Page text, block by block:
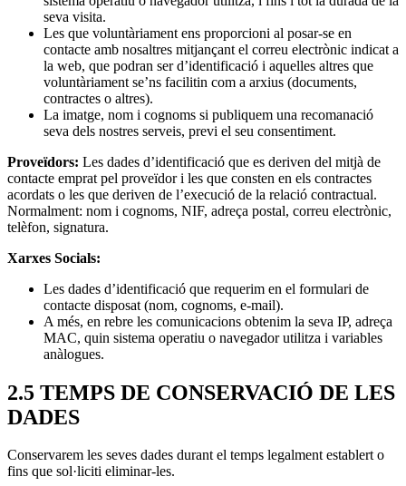
seva visita.
Les que voluntàriament ens proporcioni al posar-se en
contacte amb nosaltres mitjançant el correu electrònic indicat a
la web, que podran ser d’identificació i aquelles altres que
voluntàriament se’ns facilitin com a arxius (documents,
contractes o altres).
La imatge, nom i cognoms si publiquem una recomanació
seva dels nostres serveis, previ el seu consentiment.
Proveïdors: Les dades d’identificació que es deriven del mitjà de
contacte emprat pel proveïdor i les que consten en els contractes
acordats o les que deriven de l’execució de la relació contractual.
Normalment: nom i cognoms, NIF, adreça postal, correu electrònic,
telèfon, signatura.
Xarxes Socials:
Les dades d’identificació que requerim en el formulari de
contacte disposat (nom, cognoms, e-mail).
A més, en rebre les comunicacions obtenim la seva IP, adreça
MAC, quin sistema operatiu o navegador utilitza i variables
anàlogues.
2.5 TEMPS DE CONSERVACIÓ DE LES
DADES
Conservarem les seves dades durant el temps legalment establert o
fins que sol·liciti eliminar-les.